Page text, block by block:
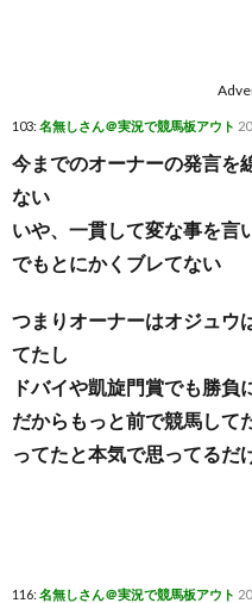
103: 名無しさん＠実況で競馬板アウト
今までのオーナーの発言を
ない
いや、一貫して変な事を言
でもとにかくブレてない
つまりオーナーはオジュウ
てたし
ドバイや凱旋門賞でも勝負
だからもっと前で競馬して
ってたと本気で思ってるだ
116: 名無しさん＠実況で競馬板アウト